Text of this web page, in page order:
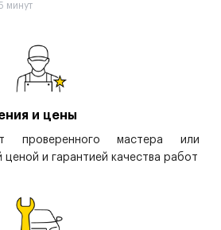
минут
и цены
проверенного мастера или
ценой и гарантией качества работ